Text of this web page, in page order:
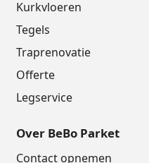
Kurkvloeren
Tegels
Traprenovatie
Offerte
Legservice
Over BeBo Parket
Contact opnemen